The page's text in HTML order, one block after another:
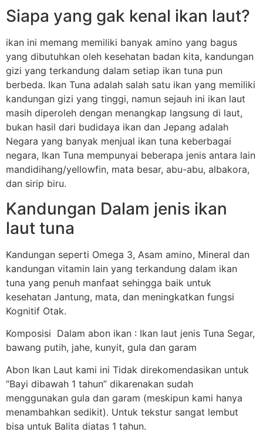
Siapa yang gak kenal ikan laut?
ikan ini memang memiliki banyak amino yang bagus
yang dibutuhkan oleh kesehatan badan kita, kandungan
gizi yang terkandung dalam setiap ikan tuna pun
berbeda. Ikan Tuna adalah salah satu ikan yang memiliki
kandungan gizi yang tinggi, namun sejauh ini ikan laut
masih diperoleh dengan menangkap langsung di laut,
bukan hasil dari budidaya ikan dan Jepang adalah
Negara yang banyak menjual ikan tuna keberbagai
negara, Ikan Tuna mempunyai beberapa jenis antara lain
mandidihang/yellowfin, mata besar, abu-abu, albakora,
dan sirip biru.
Kandungan Dalam jenis ikan
laut tuna
Kandungan seperti Omega 3, Asam amino, Mineral dan
kandungan vitamin lain yang terkandung dalam ikan
tuna yang penuh manfaat sehingga baik untuk
kesehatan Jantung, mata, dan meningkatkan fungsi
Kognitif Otak.
Komposisi Dalam abon ikan : Ikan laut jenis Tuna Segar,
bawang putih, jahe, kunyit, gula dan garam
Abon Ikan Laut kami ini Tidak direkomendasikan untuk
“Bayi dibawah 1 tahun” dikarenakan sudah
menggunakan gula dan garam (meskipun kami hanya
menambahkan sedikit). Untuk tekstur sangat lembut
bisa untuk Balita diatas 1 tahun.